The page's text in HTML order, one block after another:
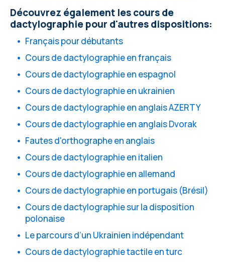
Découvrez également les cours de
dactylographie pour d'autres dispositions:
Français pour débutants
Cours de dactylographie en français
Cours de dactylographie en espagnol
Cours de dactylographie en ukrainien
Cours de dactylographie en anglais AZERTY
Cours de dactylographie en anglais Dvorak
Fautes d'orthographe en anglais
Cours de dactylographie en italien
Cours de dactylographie en allemand
Cours de dactylographie en portugais (Brésil)
Cours de dactylographie sur la disposition
polonaise
Le parcours d’un Ukrainien indépendant
Cours de dactylographie tactile en turc